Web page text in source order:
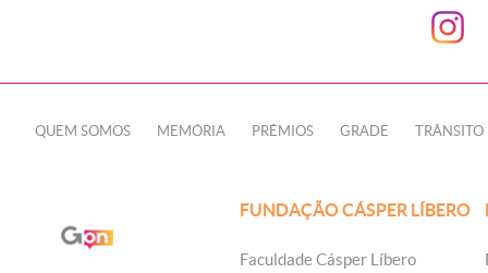
QUEM SOMOS MEMÓRIA PRÊMIOS GRADE TRÂNSITO
FUNDAÇÃO CÁSPER LÍBERO
Faculdade Cásper Líbero